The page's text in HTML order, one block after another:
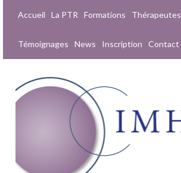
Accueil La PTR Formations Thérapeutes
Témoignages News Inscription Contact